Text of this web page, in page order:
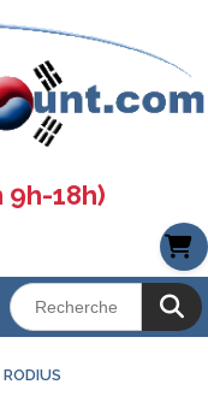
9h-18h)
RODIUS